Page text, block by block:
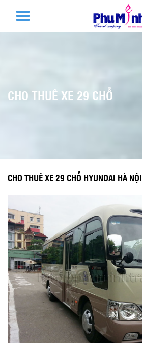
CHO THUÊ XE 29 CHỖ
CHO THUÊ XE 29 CHỖ HYUNDAI HÀ NỘI